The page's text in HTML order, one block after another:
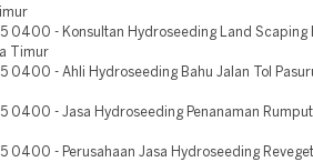
0400 - Konsultan Hydroseeding Land Scaping
Timur
0400 - Ahli Hydroseeding Bahu Jalan Tol
0400 - Jasa Hydroseeding Penanaman
0400 - Perusahaan Jasa Hydroseeding